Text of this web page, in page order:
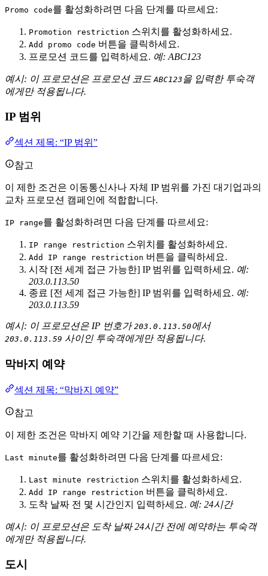
Promo code를 활성화하려면 다음 단계를 따르세요:
Promotion restriction 스위치를 활성화하세요.
Add promo code 버튼을 클릭하세요.
프로모션 코드를 입력하세요. 예: ABC123
예시: 이 프로모션은 프로모션 코드 ABC123 을 입력한 투숙객
에게만 적용됩니다.
IP 범위
섹션 제목: “IP 범위”
참고
이 제한 조건은 이동통신사나 자체 IP 범위를 가진 대기업과의
교차 프로모션 캠페인에 적합합니다.
IP range를 활성화하려면 다음 단계를 따르세요:
IP range restriction 스위치를 활성화하세요.
Add IP range restriction 버튼을 클릭하세요.
시작 [전 세계 접근 가능한] IP 범위를 입력하세요. 예:
203.0.113.50
종료 [전 세계 접근 가능한] IP 범위를 입력하세요. 예:
203.0.113.59
예시: 이 프로모션은 IP 번호가 203.0.113.50에서
203.0.113.59 사이인 투숙객에게만 적용됩니다.
막바지 예약
섹션 제목: “막바지 예약”
참고
이 제한 조건은 막바지 예약 기간을 제한할 때 사용합니다.
Last minute를 활성화하려면 다음 단계를 따르세요:
Last minute restriction 스위치를 활성화하세요.
Add IP range restriction 버튼을 클릭하세요.
도착 날짜 전 몇 시간인지 입력하세요. 예: 24시간
예시: 이 프로모션은 도착 날짜 24시간 전에 예약하는 투숙객
에게만 적용됩니다.
도시